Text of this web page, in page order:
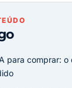
para comprar: